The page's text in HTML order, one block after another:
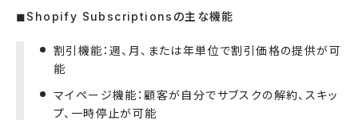
◼︎Shopify Subscriptionsの主な機能
割引機能：週、月、または年単位で割引価格の提供が可
能
マイページ機能：顧客が自分でサブスクの解約、スキッ
プ、一時停止が可能